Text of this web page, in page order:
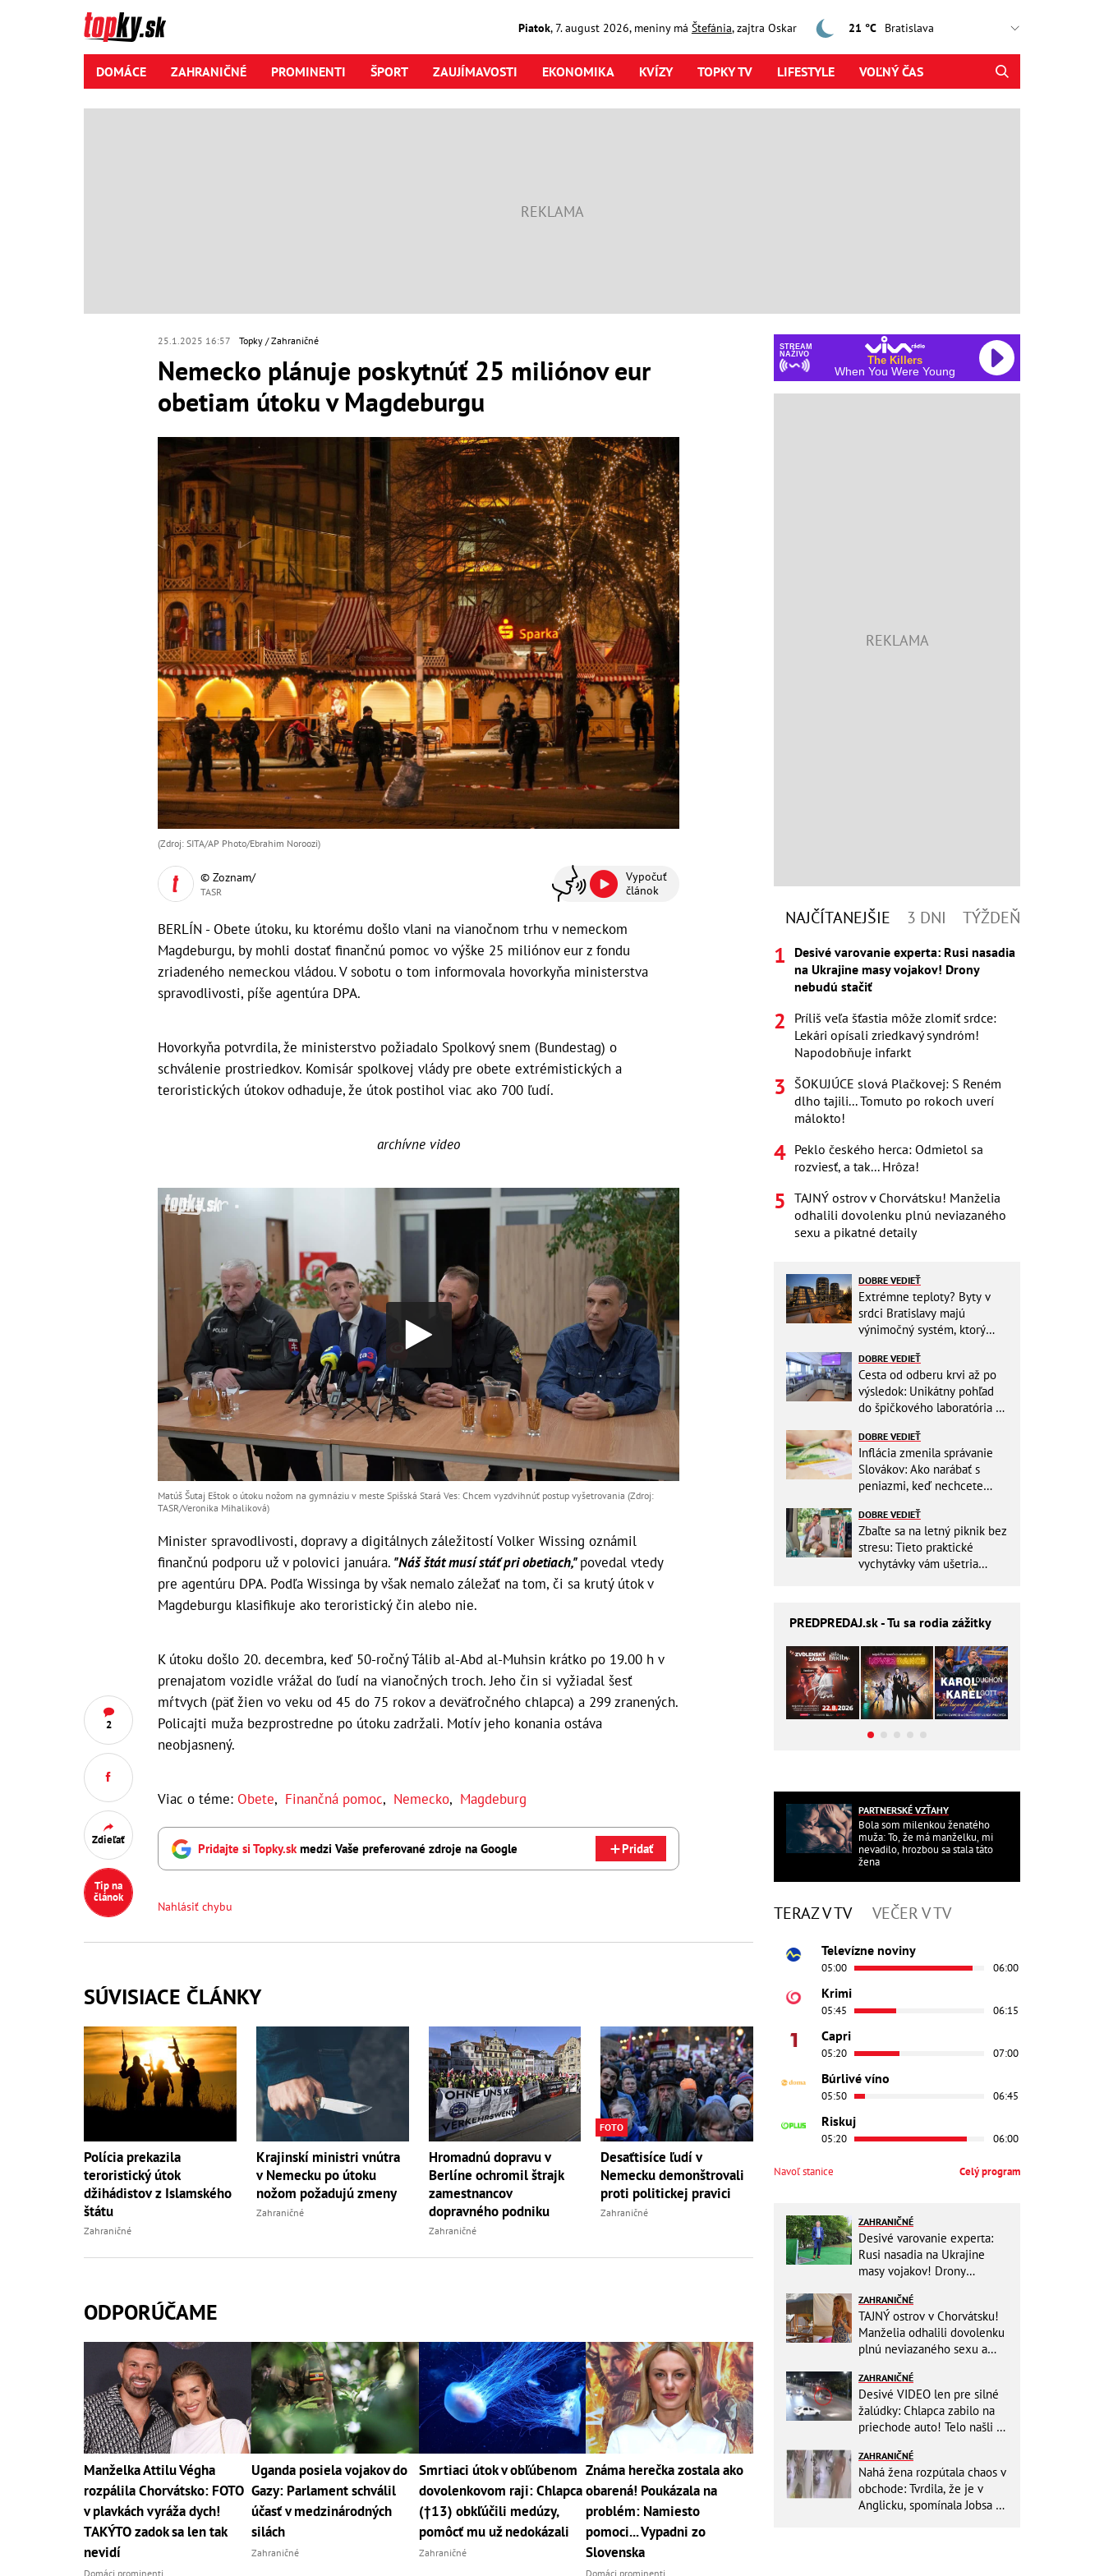
Piatok,7. august2026, meniny má Štefánia, zajtra Oskar 21 °C
DOMÁCE ZAHRANIČNÉ PROMINENTI ŠPORT ZAUJÍMAVOSTI EKONOMIKA KVÍZY TOPKY TV LIFESTYLE VOĽNÝ ČAS
25.1.2025 16:57 Topky Zahraničné
Nemecko plánuje poskytnúť 25 miliónov eur
obetiam útoku v Magdeburgu
2
Zdieľať
Tip na
článok
(Zdroj: SITA/AP Photo/Ebrahim Noroozi)
© Zoznam/
TASR
Vypočuť
článok
BERLÍN - Obete útoku, ku ktorému došlo vlani na vianočnom trhu v nemeckom
Magdeburgu, by mohli dostať finančnú pomoc vo výške 25 miliónov eur z fondu
zriadeného nemeckou vládou. V sobotu o tom informovala hovorkyňa ministerstva
spravodlivosti, píše agentúra DPA.
Hovorkyňa potvrdila, že ministerstvo požiadalo Spolkový snem (Bundestag) o
schválenie prostriedkov. Komisár spolkovej vlády pre obete extrémistických a
teroristických útokov odhaduje, že útok postihol viac ako 700 ľudí.
archívne video
Matúš Šutaj Eštok o útoku nožom na gymnáziu v meste Spišská Stará Ves: Chcem vyzdvihnúť postup vyšetrovania (Zdroj:
TASR/Veronika Mihaliková)
Minister spravodlivosti, dopravy a digitálnych záležitostí Volker Wissing oznámil
finančnú podporu už v polovici januára. "Náš štát musí stáť pri obetiach,"povedal vtedy
pre agentúru DPA. Podľa Wissinga by však nemalo záležať na tom, či sa krutý útok v
Magdeburgu klasifikuje ako teroristický čin alebo nie.
K útoku došlo 20. decembra, keď 50-ročný Tálib al-Abd al-Muhsin krátko po 19.00 h v
prenajatom vozidle vrážal do ľudí na vianočných troch. Jeho čin si vyžiadal šesť
mŕtvych (päť žien vo veku od 45 do 75 rokov a deväťročného chlapca) a 299 zranených.
Policajti muža bezprostredne po útoku zadržali. Motív jeho konania ostáva
neobjasnený.
Viac o téme: Obete, Finančná pomoc, Nemecko, Magdeburg
Pridajte si Topky.skmedzi Vaše preferované zdroje na Google Pridať
Nahlásiť chybu
SÚVISIACE ČLÁNKY
Polícia prekazila
teroristický útok
džihádistov z Islamského
štátu
Zahraničné
Krajinskí ministri vnútra
v Nemecku po útoku
nožom požadujú zmeny
Zahraničné
Hromadnú dopravu v
Berlíne ochromil štrajk
zamestnancov
dopravného podniku
Zahraničné
FOTO
Desaťtisíce ľudí v
Nemecku demonštrovali
proti politickej pravici
Zahraničné
ODPORÚČAME
Manželka Attilu Végha
rozpálila Chorvátsko: FOTO
v plavkách vyráža dych!
TAKÝTO zadok sa len tak
nevidí
Domáci prominenti
Uganda posiela vojakov do
Gazy: Parlament schválil
účasť v medzinárodných
silách
Zahraničné
Smrtiaci útok v obľúbenom
dovolenkovom raji: Chlapca
(†13) obkľúčili medúzy,
pomôcť mu už nedokázali
Zahraničné
Známa herečka zostala ako
obarená! Poukázala na
problém: Namiesto
pomoci... Vypadni zo
Slovenska
Domáci prominenti
STREAM
NAŽIVO
The Killers
When You Were Young
NAJČÍTANEJŠIE 3 DNI TÝŽDEŇ
Desivé varovanie experta: Rusi nasadia
na Ukrajine masy vojakov! Drony
nebudú stačiť
Príliš veľa šťastia môže zlomiť srdce:
Lekári opísali zriedkavý syndróm!
Napodobňuje infarkt
ŠOKUJÚCE slová Plačkovej: S Reném
dlho tajili... Tomuto po rokoch uverí
málokto!
Peklo českého herca: Odmietol sa
rozviesť, a tak... Hrôza!
TAJNÝ ostrov v Chorvátsku! Manželia
odhalili dovolenku plnú neviazaného
sexu a pikatné detaily
DOBRE VEDIEŤ
Extrémne teploty? Byty v
srdci Bratislavy majú
výnimočný systém, ktorý
DOBRE VEDIEŤ
Cesta od odberu krvi až po
výsledok: Unikátny pohľad
do špičkového laboratória na
DOBRE VEDIEŤ
Inflácia zmenila správanie
Slovákov: Ako narábať s
peniazmi, keď nechcete
DOBRE VEDIEŤ
Zbaľte sa na letný piknik bez
stresu: Tieto praktické
vychytávky vám ušetria
PREDPREDAJ.sk - Tu sa rodia zážitky
PARTNERSKÉ VZŤAHY
Bola som milenkou ženatého
muža: To, že má manželku, mi
nevadilo, hrozbou sa stala táto
žena
TERAZ V TV VEČER V TV
Televízne noviny
05:00 06:00
Krimi
05:45 06:15
Capri
05:20 07:00
Búrlivé víno
05:50 06:45
Riskuj
05:20 06:00
Navoľ stanice Celý program
ZAHRANIČNÉ
Desivé varovanie experta:
Rusi nasadia na Ukrajine
masy vojakov! Drony
ZAHRANIČNÉ
TAJNÝ ostrov v Chorvátsku!
Manželia odhalili dovolenku
plnú neviazaného sexu a
ZAHRANIČNÉ
Desivé VIDEO len pre silné
žalúdky: Chlapca zabilo na
priechode auto! Telo našli o
ZAHRANIČNÉ
Nahá žena rozpútala chaos v
obchode: Tvrdila, že je v
Anglicku, spomínala Jobsa aj